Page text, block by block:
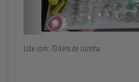
Lote com: 70 itens de cozinha